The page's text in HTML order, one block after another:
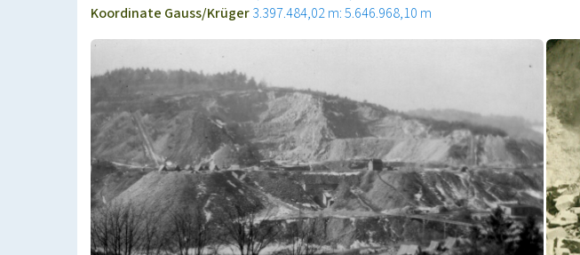
Koordinate Gauss/Krüger3.397.484,02 m: 5.646.968,10 m